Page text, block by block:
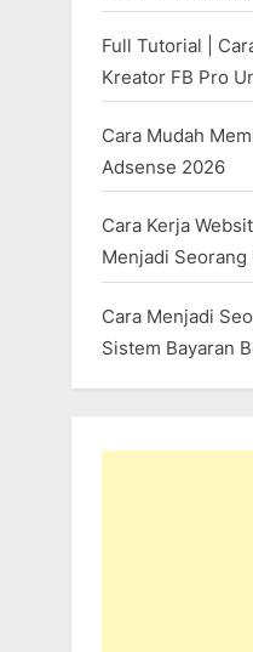
Full Tutorial |
Kreator FB Pro
Cara Mudah
Adsense 2026
Cara Kerja
Menjadi
Cara Menjadi
Sistem Bayaran